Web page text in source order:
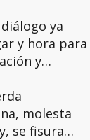
ya
y hora para
y
molesta
se fisura